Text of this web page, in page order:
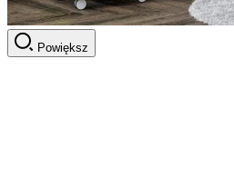
Powiększ